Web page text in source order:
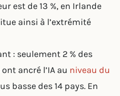
est de 13 %, en Irlande
ainsi à l’extrémité
: seulement 2 % des
ancré l’IA au niveau du
basse des 14 pays. En